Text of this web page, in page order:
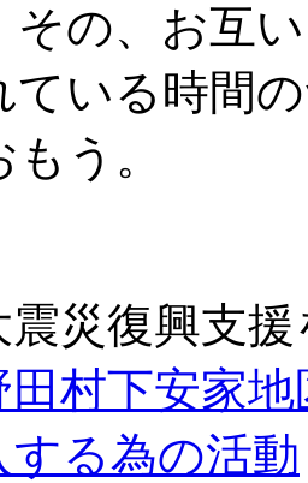
その、お互
ている時間
う。
災復興支
田村下安家
る為の活動